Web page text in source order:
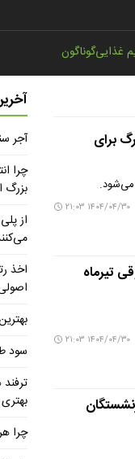
غذاییگوناگون
تومان کالابرگ برای
می‌شود.
۱۴۰۴/۰۴/۳۰ ۲۱:۰۳
تیرماه
۱۴۰۴/۰۴/۳۰ ۲۱:۰۳
آجر سنتی
چرا
از
اخذ
سود
چرا هر